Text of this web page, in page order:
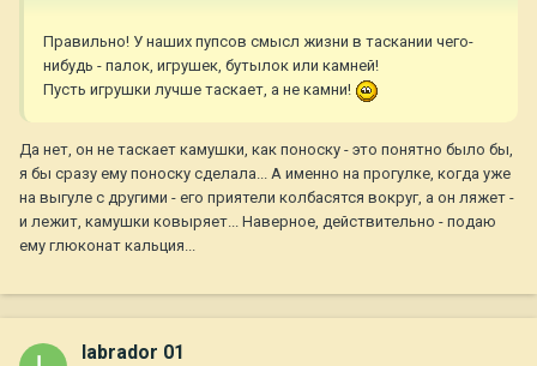
Правильно! У наших пупсов смысл жизни в таскании чего-
нибудь - палок, игрушек, бутылок или камней!
Пусть игрушки лучше таскает, а не камни!
Да нет, он не таскает камушки, как поноску - это понятно было бы,
я бы сразу ему поноску сделала... А именно на прогулке, когда уже
на выгуле с другими - его приятели колбасятся вокруг, а он ляжет -
и лежит, камушки ковыряет... Наверное, действительно - подаю
ему глюконат кальция...
labrador 01